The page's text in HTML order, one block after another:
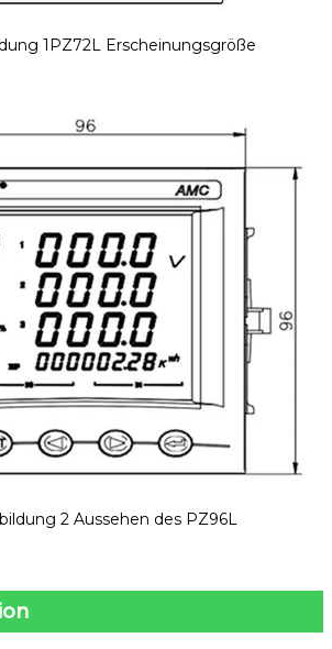
1PZ72L Erscheinungsgröße
2 Aussehen des PZ96L